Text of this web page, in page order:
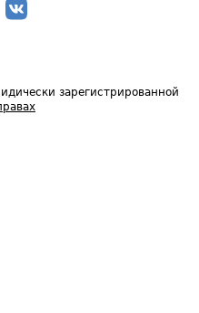
зарегистрированной